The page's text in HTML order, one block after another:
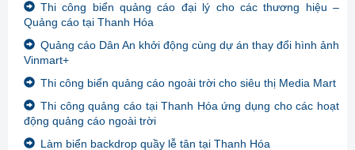
Thi công biển quảng cáo đại lý cho các thương hiệu –
Quảng cáo tại Thanh Hóa
Quảng cáo Dân An khởi động cùng dự án thay đổi hình ảnh
Vinmart+
Thi công biển quảng cáo ngoài trời cho siêu thị Media Mart
Thi công quảng cáo tại Thanh Hóa ứng dụng cho các hoạt
động quảng cáo ngoài trời
Làm biển backdrop quầy lễ tân tại Thanh Hóa